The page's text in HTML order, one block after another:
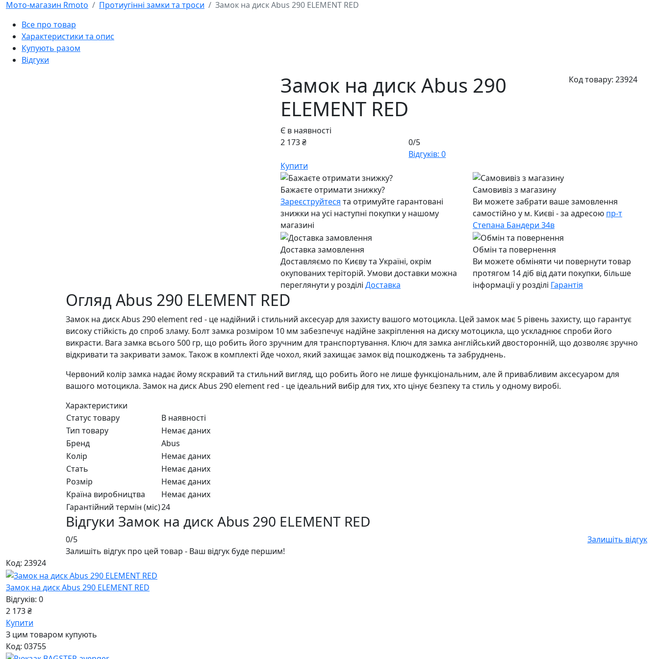
Мото-магазин Rmoto
Протиугінні замки та троси
Замок на диск Abus 290 ELEMENT RED
Все про товар
Характеристики та опис
Купують разом
Відгуки
Замок на диск Abus 290
ELEMENT RED
Є в наявності
Код товару: 23924
2 173 ₴
0/5
Відгуків: 0
Купити
Бажаєте отримати знижку?
Зареєструйтеся та отримуйте гарантовані
знижки на усі наступні покупки у нашому
магазині
Самовивіз з магазину
Ви можете забрати ваше замовлення
самостійно у м. Києві - за адресою пр-т
Степана Бандери 34в
Доставка замовлення
Доставляємо по Києву та Україні, окрім
окупованих теріторій. Умови доставки можна
переглянути у розділі Доставка
Обмін та повернення
Ви можете обміняти чи повернути товар
протягом 14 діб від дати покупки, більше
інформації у розділі Гарантія
Огляд Abus 290 ELEMENT RED
Замок на диск Abus 290 element red - це надійний і стильний аксесуар для захисту вашого мотоцикла. Цей замок має 5 рівень захисту, що гарантує
високу стійкість до спроб зламу. Болт замка розміром 10 мм забезпечує надійне закріплення на диску мотоцикла, що ускладнює спроби його
викрасти. Вага замка всього 500 гр, що робить його зручним для транспортування. Ключ для замка англійський двосторонній, що дозволяє зручно
відкривати та закривати замок. Також в комплекті йде чохол, який захищає замок від пошкоджень та забруднень.
Червоний колір замка надає йому яскравий та стильний вигляд, що робить його не лише функціональним, але й привабливим аксесуаром для
вашого мотоцикла. Замок на диск Abus 290 element red - це ідеальний вибір для тих, хто цінує безпеку та стиль у одному виробі.
Характеристики
Статус товару
В наявності
Тип товару
Немає даних
Бренд
Abus
Колір
Немає даних
Стать
Немає даних
Розмір
Немає даних
Країна виробництва
Немає даних
Гарантійний термін (міс)24
Відгуки Замок на диск Abus 290 ELEMENT RED
0/5
Залишіть відгук
Залишіть відгук про цей товар - Ваш відгук буде першим!
Код: 23924
Замок на диск Abus 290 ELEMENT RED
Відгуків: 0
2 173 ₴
Купити
З цим товаром купують
Код: 03755